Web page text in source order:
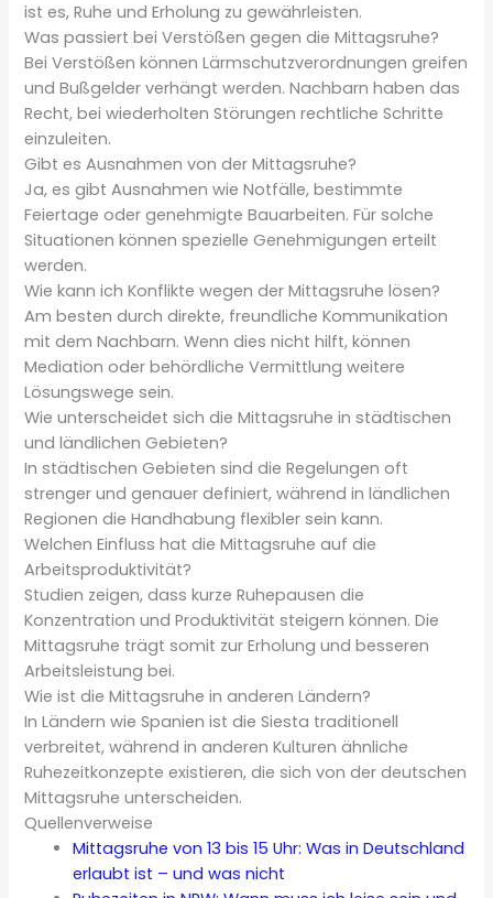
ist es, Ruhe und Erholung zu gewährleisten.
Was passiert bei Verstößen gegen die Mittagsruhe?
Bei Verstößen können Lärmschutzverordnungen greifen
und Bußgelder verhängt werden. Nachbarn haben das
Recht, bei wiederholten Störungen rechtliche Schritte
einzuleiten.
Gibt es Ausnahmen von der Mittagsruhe?
Ja, es gibt Ausnahmen wie Notfälle, bestimmte
Feiertage oder genehmigte Bauarbeiten. Für solche
Situationen können spezielle Genehmigungen erteilt
werden.
Wie kann ich Konflikte wegen der Mittagsruhe lösen?
Am besten durch direkte, freundliche Kommunikation
mit dem Nachbarn. Wenn dies nicht hilft, können
Mediation oder behördliche Vermittlung weitere
Lösungswege sein.
Wie unterscheidet sich die Mittagsruhe in städtischen
und ländlichen Gebieten?
In städtischen Gebieten sind die Regelungen oft
strenger und genauer definiert, während in ländlichen
Regionen die Handhabung flexibler sein kann.
Welchen Einfluss hat die Mittagsruhe auf die
Arbeitsproduktivität?
Studien zeigen, dass kurze Ruhepausen die
Konzentration und Produktivität steigern können. Die
Mittagsruhe trägt somit zur Erholung und besseren
Arbeitsleistung bei.
Wie ist die Mittagsruhe in anderen Ländern?
In Ländern wie Spanien ist die Siesta traditionell
verbreitet, während in anderen Kulturen ähnliche
Ruhezeitkonzepte existieren, die sich von der deutschen
Mittagsruhe unterscheiden.
Quellenverweise
Mittagsruhe von 13 bis 15 Uhr: Was in Deutschland
erlaubt ist – und was nicht